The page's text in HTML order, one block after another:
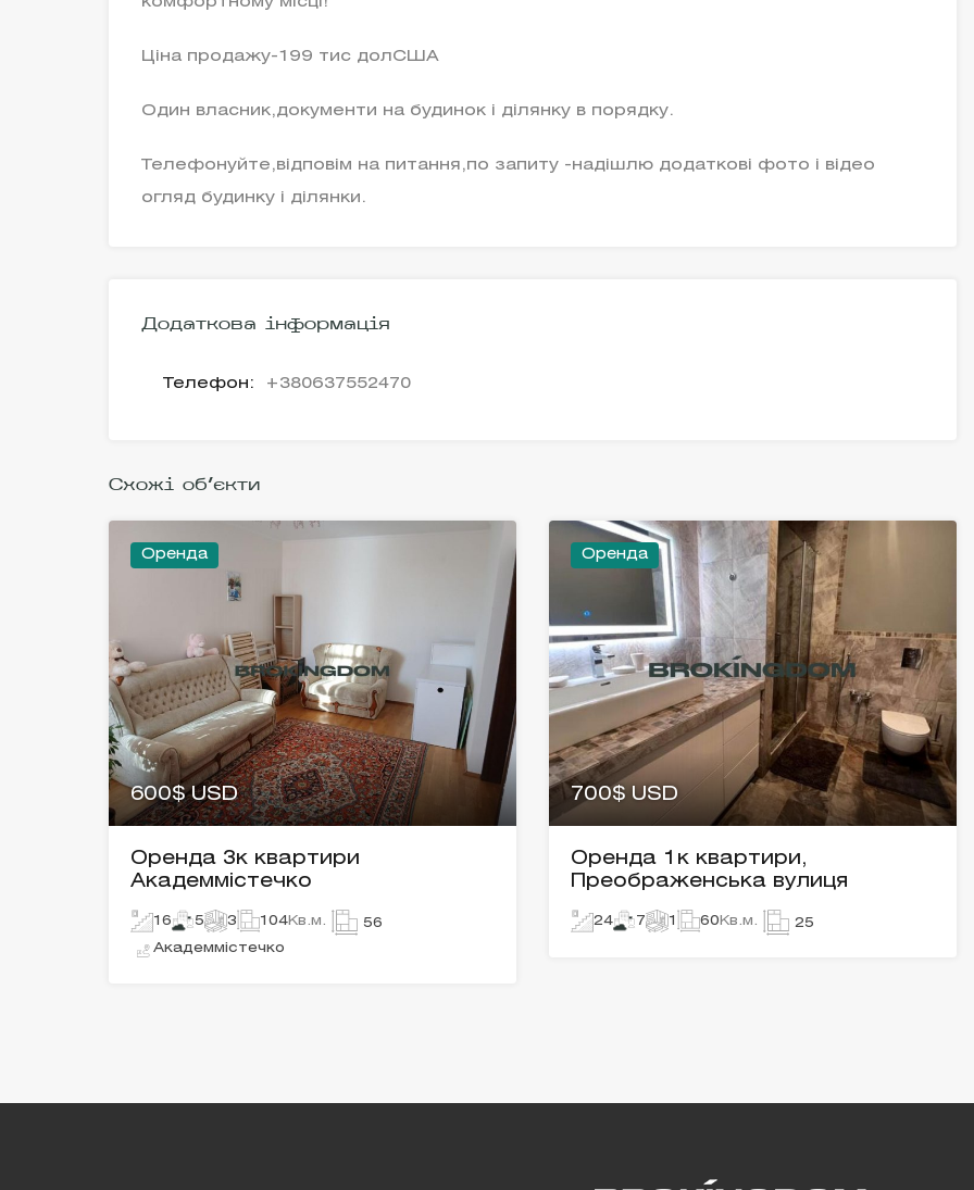
Ціна продажу-199 тис долСША
Один власник,документи на будинок і ділянку в порядку.
Телефонуйте,відповім на питання,по запиту -надішлю додаткові фото і відео
огляд будинку і ділянки.
Додаткова інформація
Телефон: +380637552470
Схожі об'єкти
Оренда
600$ USD
Оренда 3к квартири
Академмістечко
16 5 3 104Кв.м. 56
Академмістечко
Оренда
700$ USD
Оренда 1к квартири,
Преображенська вулиця
24 7 1 60 Кв.м. 25